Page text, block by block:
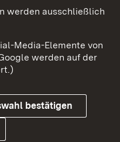
werden ausschließlich
Media-Elemente von
werden auf der
bestätigen